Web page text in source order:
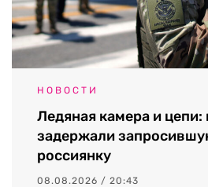
НОВОСТИ
Ледяная камера и
задержали
россиянку
08.08.2026 / 20:43